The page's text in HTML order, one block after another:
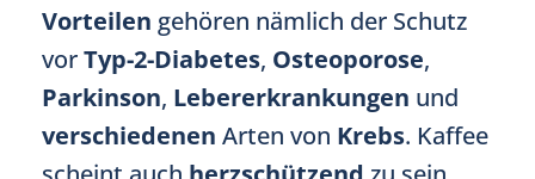
Vorteilen gehören nämlich der Schutz
vorTyp-2-Diabetes, Osteoporose,
Parkinson, Lebererkrankungen und
verschiedenen Arten von Krebs. Kaffee